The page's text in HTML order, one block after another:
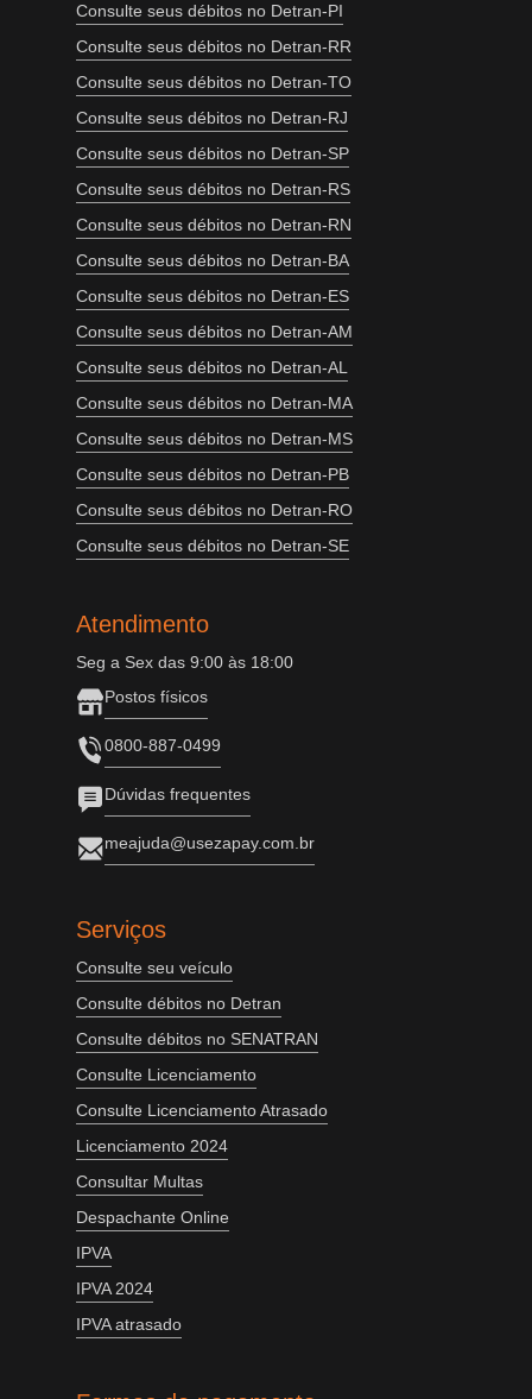
Consulte seus débitos no Detran-PI
Consulte seus débitos no Detran-RR
Consulte seus débitos no Detran-TO
Consulte seus débitos no Detran-RJ
Consulte seus débitos no Detran-SP
Consulte seus débitos no Detran-RS
Consulte seus débitos no Detran-RN
Consulte seus débitos no Detran-BA
Consulte seus débitos no Detran-ES
Consulte seus débitos no Detran-AM
Consulte seus débitos no Detran-AL
Consulte seus débitos no Detran-MA
Consulte seus débitos no Detran-MS
Consulte seus débitos no Detran-PB
Consulte seus débitos no Detran-RO
Consulte seus débitos no Detran-SE
Atendimento
Seg a Sex das 9:00 às 18:00
Postos físicos
0800-887-0499
Dúvidas frequentes
meajuda@usezapay.com.br
Serviços
Consulte seu veículo
Consulte débitos no Detran
Consulte débitos no SENATRAN
Consulte Licenciamento
Consulte Licenciamento Atrasado
Licenciamento 2024
Consultar Multas
Despachante Online
IPVA
IPVA 2024
IPVA atrasado